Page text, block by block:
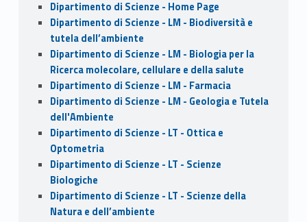
Dipartimento di Scienze - Home Page
Dipartimento di Scienze - LM - Biodiversità e
tutela dell’ambiente
Dipartimento di Scienze - LM - Biologia per la
Ricerca molecolare, cellulare e della salute
Dipartimento di Scienze - LM - Farmacia
Dipartimento di Scienze - LM - Geologia e Tutela
dell'Ambiente
Dipartimento di Scienze - LT - Ottica e
Optometria
Dipartimento di Scienze - LT - Scienze
Biologiche
Dipartimento di Scienze - LT - Scienze della
Natura e dell’ambiente